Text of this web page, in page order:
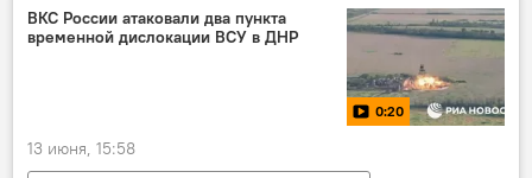
энергоснабжение
В России
безопасность
ВКС России атаковали два пункта
временной дислокации ВСУ в ДНР
0:20
13 июня, 15:58